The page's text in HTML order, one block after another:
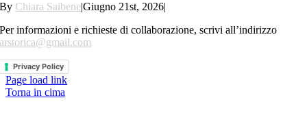
By Chiara Saibene|Giugno 21st, 2026|
Per informazioni e richieste di collaborazione, scrivi all’indirizzo
arstorica@gmail.com
Privacy Policy
Page load link
Torna in cima